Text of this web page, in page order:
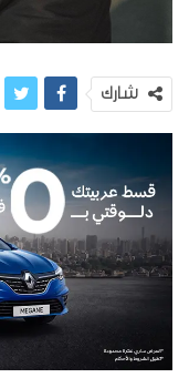
شارك